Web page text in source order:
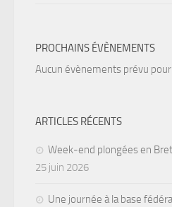
PROCHAINS ÉVÈNEMENTS
Aucun évènements prévu
ARTICLES RÉCENTS
Week-end plongées en
25 juin 2026
Une journée à la base